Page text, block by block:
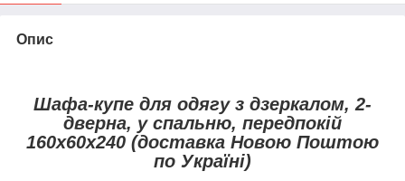
Опис
Шафа-купе для одягу з дзеркалом, 2-
дверна, у спальню, передпокій
160х60х240 (доставка Новою Поштою
по Україні)